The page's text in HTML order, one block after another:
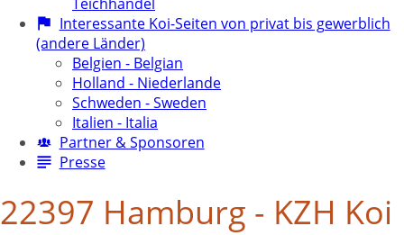
Interessante Koi-Seiten von privat bis gewerblich
(andere Länder)
Belgien - Belgian
Holland - Niederlande
Schweden - Sweden
Italien - Italia
Partner & Sponsoren
Presse
22397 Hamburg - KZH Koi